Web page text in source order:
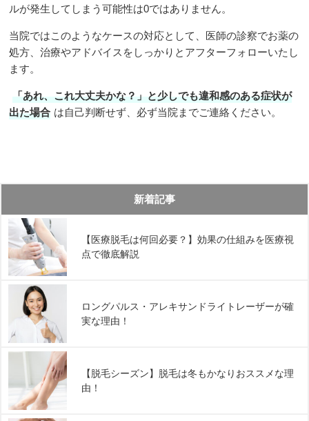
ルが発生してしまう可能性は0ではありません。
当院ではこのようなケースの対応として、医師の診察でお薬の
処方、治療やアドバイスをしっかりとアフターフォローいたし
ます。
「あれ、これ大丈夫かな？」と少しでも違和感のある症状が
出た場合 は自己判断せず、必ず当院までご連絡ください。
新着記事
【医療脱毛は何回必要？】効果の仕組みを医療視
点で徹底解説
ロングパルス・アレキサンドライトレーザーが確
実な理由！
【脱毛シーズン】脱毛は冬もかなりおススメな理
由！